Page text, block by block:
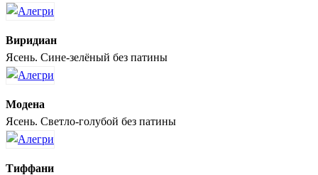
Виридиан
Ясень. Сине-зелёный без патины
Модена
Ясень. Светло-голубой без патины
Тиффани